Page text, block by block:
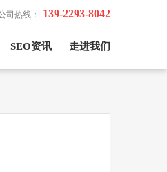
SEO资讯 走进我们
司热线： 139-2293-8042